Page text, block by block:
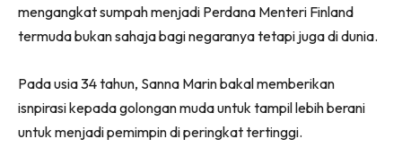
mengangkat sumpah menjadi Perdana Menteri Finland
termuda bukan sahaja bagi negaranya tetapi juga di dunia.
Pada usia 34 tahun, Sanna Marin bakal memberikan
isnpirasi kepada golongan muda untuk tampil lebih berani
untuk menjadi pemimpin di peringkat tertinggi.